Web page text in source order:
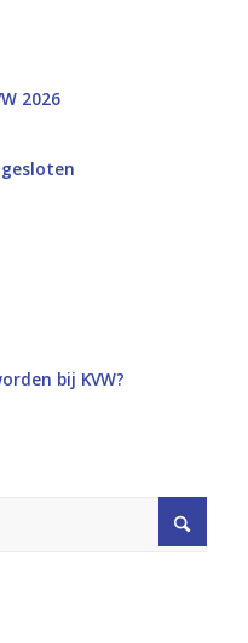
2026
gesloten
bij KVW?